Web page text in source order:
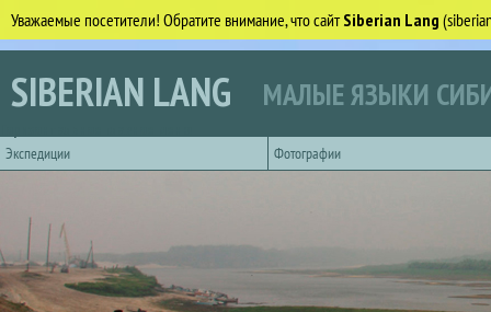
Уважаемые посетители! Обратите внимание, что сайтSiberian Lang
Перейти к основному содержанию
SIBERIAN LANG МАЛЫЕ ЯЗЫКИ
Экспедиции
Фотографии